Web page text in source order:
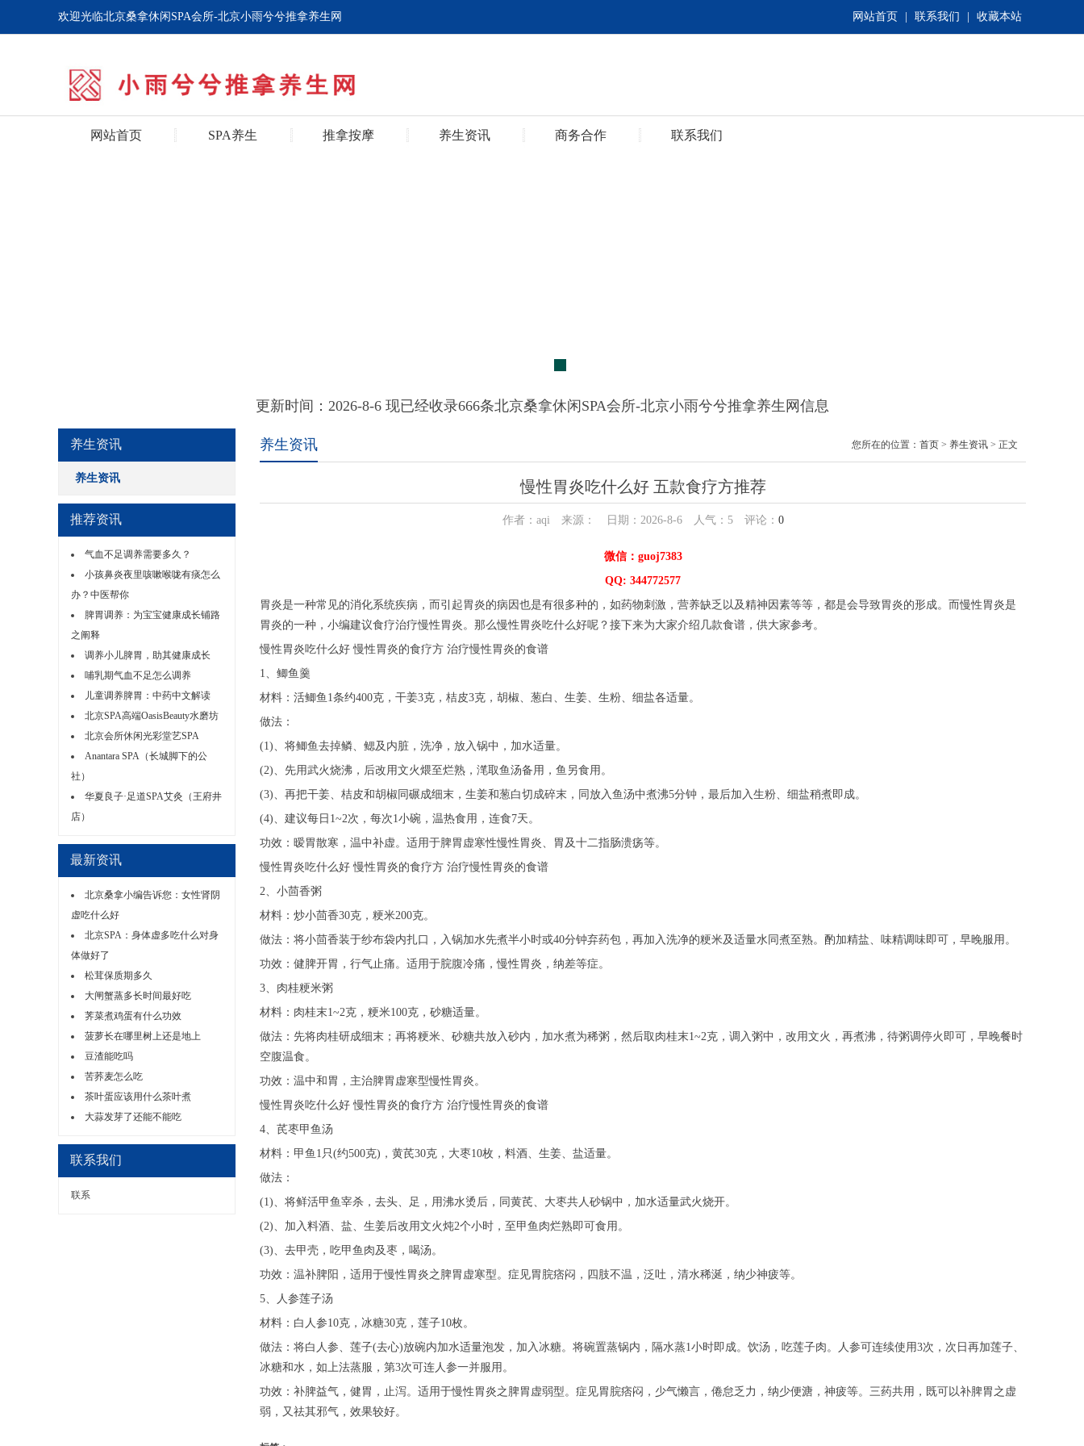
网站首页 联系我们 收藏本站
欢迎光临北京桑拿休闲SPA会所-北京小雨兮兮推拿养生网
网站首页 SPA养生 推拿按摩 养生资讯 商务合作 联系我们
更新时间：2026-8-6 现已经收录666条北京桑拿休闲SPA会所-北京小雨兮兮推拿养生网信息
养生资讯
养生资讯
推荐资讯
气血不足调养需要多久？
小孩鼻炎夜里咳嗽喉咙有痰怎么
办？中医帮你
脾胃调养：为宝宝健康成长铺路
之阐释
调养小儿脾胃，助其健康成长
哺乳期气血不足怎么调养
儿童调养脾胃：中药中文解读
北京SPA高端OasisBeauty水磨坊
北京会所休闲光彩堂艺SPA
Anantara SPA（长城脚下的公
社）
华夏良子·足道SPA艾灸（王府井
店）
最新资讯
北京桑拿小编告诉您：女性肾阴
虚吃什么好
北京SPA：身体虚多吃什么对身
体做好了
松茸保质期多久
大闸蟹蒸多长时间最好吃
荠菜煮鸡蛋有什么功效
菠萝长在哪里树上还是地上
豆渣能吃吗
苦荞麦怎么吃
茶叶蛋应该用什么茶叶煮
大蒜发芽了还能不能吃
联系我们
联系
养生资讯 您所在的位置： 首页 > 养生资讯 > 正文
慢性胃炎吃什么好 五款食疗方推荐
作者：aqi 来源： 日期：2026-8-6 人气： 5评论： 0
微信：guoj7383
QQ: 344772577
胃炎是一种常见的消化系统疾病，而引起胃炎的病因也是有很多种的，如药物刺激，营养缺乏以及精神因素等等，都是会导致胃炎的形成。而慢性胃炎是
胃炎的一种，小编建议食疗治疗慢性胃炎。那么慢性胃炎吃什么好呢？接下来为大家介绍几款食谱，供大家参考。
慢性胃炎吃什么好 慢性胃炎的食疗方 治疗慢性胃炎的食谱
1、鲫鱼羹
材料：活鲫鱼1条约400克，干姜3克，桔皮3克，胡椒、葱白、生姜、生粉、细盐各适量。
做法：
(1)、将鲫鱼去掉鳞、鳃及内脏，洗净，放入锅中，加水适量。
(2)、先用武火烧沸，后改用文火煨至烂熟，滗取鱼汤备用，鱼另食用。
(3)、再把干姜、桔皮和胡椒同碾成细末，生姜和葱白切成碎末，同放入鱼汤中煮沸5分钟，最后加入生粉、细盐稍煮即成。
(4)、建议每日1~2次，每次1小碗，温热食用，连食7天。
功效：暧胃散寒，温中补虚。适用于脾胃虚寒性慢性胃炎、胃及十二指肠溃疡等。
慢性胃炎吃什么好 慢性胃炎的食疗方 治疗慢性胃炎的食谱
2、小茴香粥
材料：炒小茴香30克，粳米200克。
做法：将小茴香装于纱布袋内扎口，入锅加水先煮半小时或40分钟弃药包，再加入洗净的粳米及适量水同煮至熟。酌加精盐、味精调味即可，早晚服用。
功效：健脾开胃，行气止痛。适用于脘腹冷痛，慢性胃炎，纳差等症。
3、肉桂粳米粥
材料：肉桂末1~2克，粳米100克，砂糖适量。
做法：先将肉桂研成细末；再将粳米、砂糖共放入砂内，加水煮为稀粥，然后取肉桂末1~2克，调入粥中，改用文火，再煮沸，待粥调停火即可，早晚餐时
空腹温食。
功效：温中和胃，主治脾胃虚寒型慢性胃炎。
慢性胃炎吃什么好 慢性胃炎的食疗方 治疗慢性胃炎的食谱
4、芪枣甲鱼汤
材料：甲鱼1只(约500克)，黄芪30克，大枣10枚，料酒、生姜、盐适量。
做法：
(1)、将鲜活甲鱼宰杀，去头、足，用沸水烫后，同黄芪、大枣共人砂锅中，加水适量武火烧开。
(2)、加入料酒、盐、生姜后改用文火炖2个小时，至甲鱼肉烂熟即可食用。
(3)、去甲壳，吃甲鱼肉及枣，喝汤。
功效：温补脾阳，适用于慢性胃炎之脾胃虚寒型。症见胃脘痞闷，四肢不温，泛吐，清水稀涎，纳少神疲等。
5、人参莲子汤
材料：白人参10克，冰糖30克，莲子10枚。
做法：将白人参、莲子(去心)放碗内加水适量泡发，加入冰糖。将碗置蒸锅内，隔水蒸1小时即成。饮汤，吃莲子肉。人参可连续使用3次，次日再加莲子、
冰糖和水，如上法蒸服，第3次可连人参一并服用。
功效：补脾益气，健胃，止泻。适用于慢性胃炎之脾胃虚弱型。症见胃脘痞闷，少气懒言，倦怠乏力，纳少便溏，神疲等。三药共用，既可以补脾胃之虚
弱，又祛其邪气，效果较好。